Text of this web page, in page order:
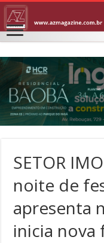
SETOR
noite de
apresenta
inicia nova